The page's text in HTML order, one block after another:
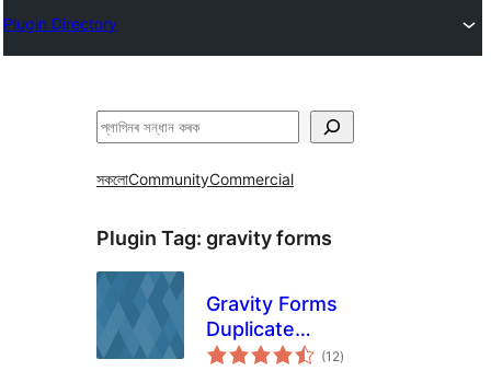
Plugin Directory
সন্ধান
সকলোCommunityCommercial
Plugin Tag: gravity forms
Gravity Forms
Duplicate
Prevention
(12টা
মুঠ)